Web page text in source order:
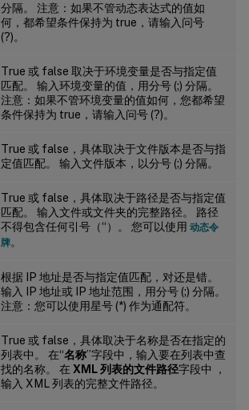
分隔。 注意：如果不管动态表达式的值如
何，都希望条件保持为 true，请输入问号
(?)。
True 或 false 取决于环境变量是否与指定值
匹配。 输入环境变量的值，用分号 (;) 分隔。
注意：如果不管环境变量的值如何，您都希望
条件保持为 true，请输入问号 (?)。
True 或 false，具体取决于文件版本是否与指
定值匹配。 输入文件版本，以分号 (;) 分隔。
True 或 false，具体取决于路径是否与指定值
匹配。 输入文件或文件夹的完整路径。 路径
不得包含任何引号（“）。 您可以使用 动态令
牌。
根据 IP 地址是否与指定值匹配，对还是错。
输入 IP 地址或 IP 地址范围，用分号 (;) 分隔。
注意：您可以使用星号 (*) 作为通配符。
True 或 false，具体取决于名称是否在指定的
列表中。 在“名称”字段中，输入要在列表中查
找的名称。 在 XML 列表的文件路径字段中 ，
输入 XML 列表的完整文件路径。